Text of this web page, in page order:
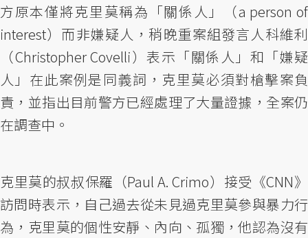
方原本僅將克里莫稱為「關係人」（a person of
interest）而非嫌疑人，稍晚重案組發言人科維利
（Christopher Covelli）表示「關係人」和「嫌疑
人」在此案例是同義詞，克里莫必須對槍擊案負
責，並指出目前警方已經處理了大量證據，全案仍
在調查中。
克里莫的叔叔保羅（Paul A. Crimo）接受《CNN》
訪問時表示，自己過去從未見過克里莫參與暴力行
為，克里莫的個性安靜、內向、孤獨，他認為沒有